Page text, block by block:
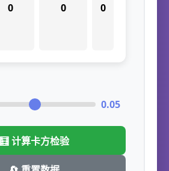
0 0 0
0.05
🧮 计算卡方检验